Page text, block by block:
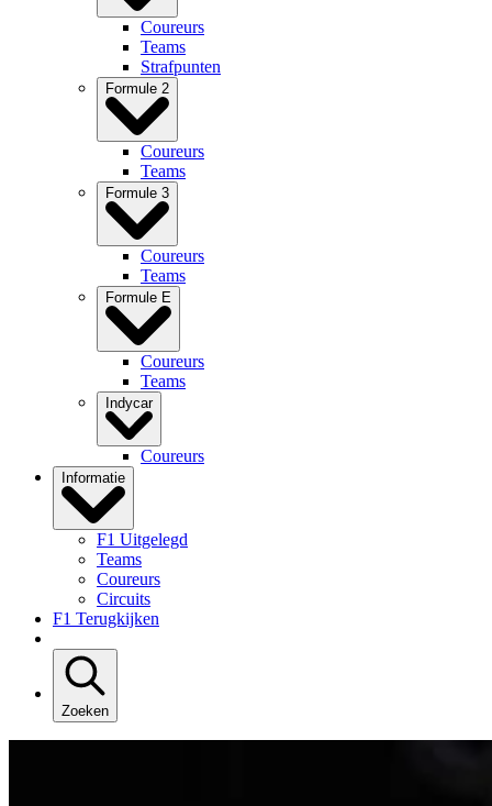
Coureurs
Teams
Strafpunten
Formule 2
Coureurs
Teams
Formule 3
Coureurs
Teams
Formule E
Coureurs
Teams
Indycar
Coureurs
Informatie
F1 Uitgelegd
Teams
Coureurs
Circuits
F1 Terugkijken
Zoeken